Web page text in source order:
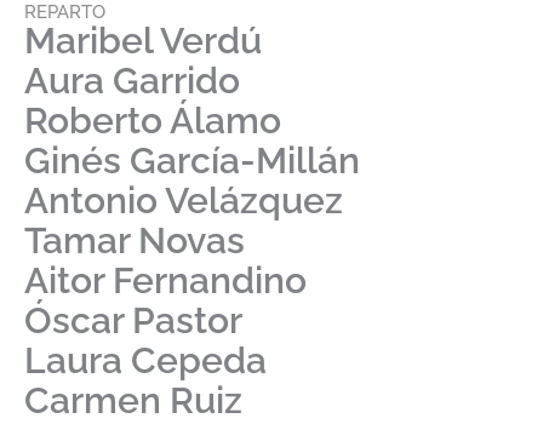
REPARTO
Maribel Verdú
Aura Garrido
Roberto Álamo
Ginés García-Millán
Antonio Velázquez
Tamar Novas
Aitor Fernandino
Óscar Pastor
Laura Cepeda
Carmen Ruiz